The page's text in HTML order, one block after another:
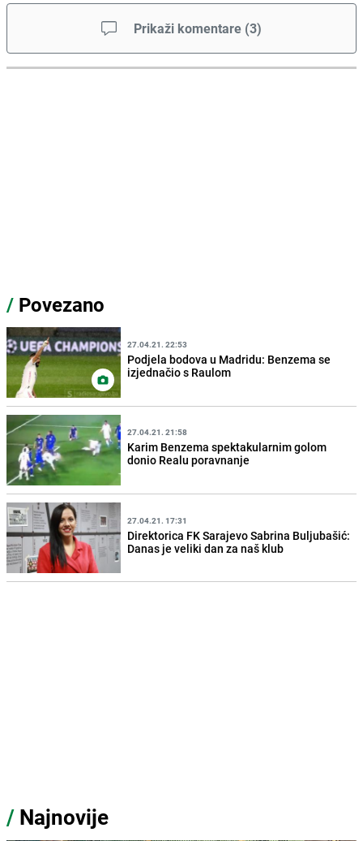
Prikaži komentare (3)
/ Povezano
27.04.21. 22:53
Podjela bodova u Madridu: Benzema se
izjednačio s Raulom
27.04.21. 21:58
Karim Benzema spektakularnim golom
donio Realu poravnanje
27.04.21. 17:31
Direktorica FK Sarajevo Sabrina Buljubašić:
Danas je veliki dan za naš klub
/ Najnovije